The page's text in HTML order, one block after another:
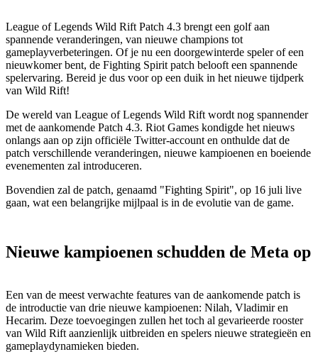
League of Legends Wild Rift Patch 4.3 brengt een golf aan
spannende veranderingen, van nieuwe champions tot
gameplayverbeteringen. Of je nu een doorgewinterde speler of een
nieuwkomer bent, de Fighting Spirit patch belooft een spannende
spelervaring. Bereid je dus voor op een duik in het nieuwe tijdperk
van Wild Rift!
De wereld van League of Legends Wild Rift wordt nog spannender
met de aankomende Patch 4.3. Riot Games kondigde het nieuws
onlangs aan op zijn officiële Twitter-account en onthulde dat de
patch verschillende veranderingen, nieuwe kampioenen en boeiende
evenementen zal introduceren.
Bovendien zal de patch, genaamd "Fighting Spirit", op 16 juli live
gaan, wat een belangrijke mijlpaal is in de evolutie van de game.
Nieuwe kampioenen schudden de Meta op
Een van de meest verwachte features van de aankomende patch is
de introductie van drie nieuwe kampioenen: Nilah, Vladimir en
Hecarim. Deze toevoegingen zullen het toch al gevarieerde rooster
van Wild Rift aanzienlijk uitbreiden en spelers nieuwe strategieën en
gameplaydynamieken bieden.